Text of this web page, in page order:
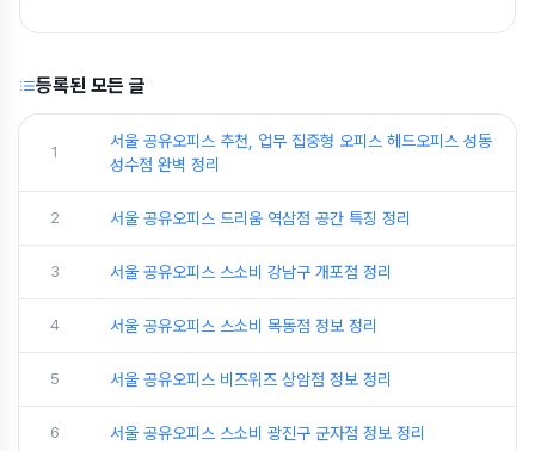
등록된 모든 글
1
서울 공유오피스 추천, 업무 집중형 오피스 헤드오피스 성동
성수점 완벽 정리
2 서울 공유오피스 드리움 역삼점 공간 특징 정리
3 서울 공유오피스 스소비 강남구 개포점 정리
4 서울 공유오피스 스소비 목동점 정보 정리
5 서울 공유오피스 비즈위즈 상암점 정보 정리
6 서울 공유오피스 스소비 광진구 군자점 정보 정리